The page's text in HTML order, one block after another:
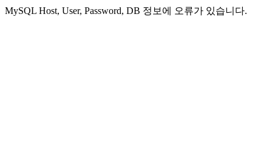
MySQL Host, User, Password, DB 정보에 오류가 있습니다.